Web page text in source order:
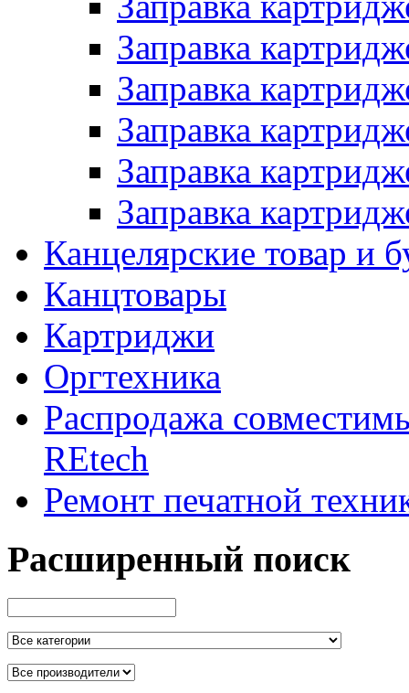
Заправка
Заправка
Заправка
Заправка
Заправка
Канцелярские товар и
Канцтовары
Картриджи
Оргтехника
Распродажа
REtech
Ремонт печатной
Расширенный поиск